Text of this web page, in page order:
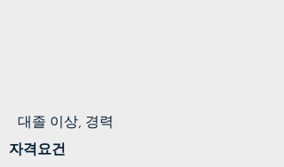
대졸 이상, 경력
자격요건